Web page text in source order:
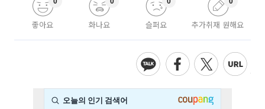
좋아요 화나요 슬퍼요 추가취재 원해요